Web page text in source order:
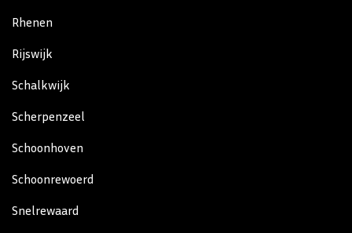
Rhenen
Rijswijk
Schalkwijk
Scherpenzeel
Schoonhoven
Schoonrewoerd
Snelrewaard